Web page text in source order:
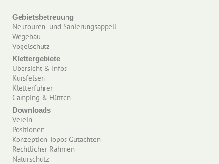
Gebietsbetreuung
Neutouren- und Sanierungsappell
Wegebau
Vogelschutz
Klettergebiete
Übersicht & Infos
Kursfelsen
Kletterführer
Camping & Hütten
Downloads
Verein
Positionen
Konzeption Topos Gutachten
Rechtlicher Rahmen
Naturschutz